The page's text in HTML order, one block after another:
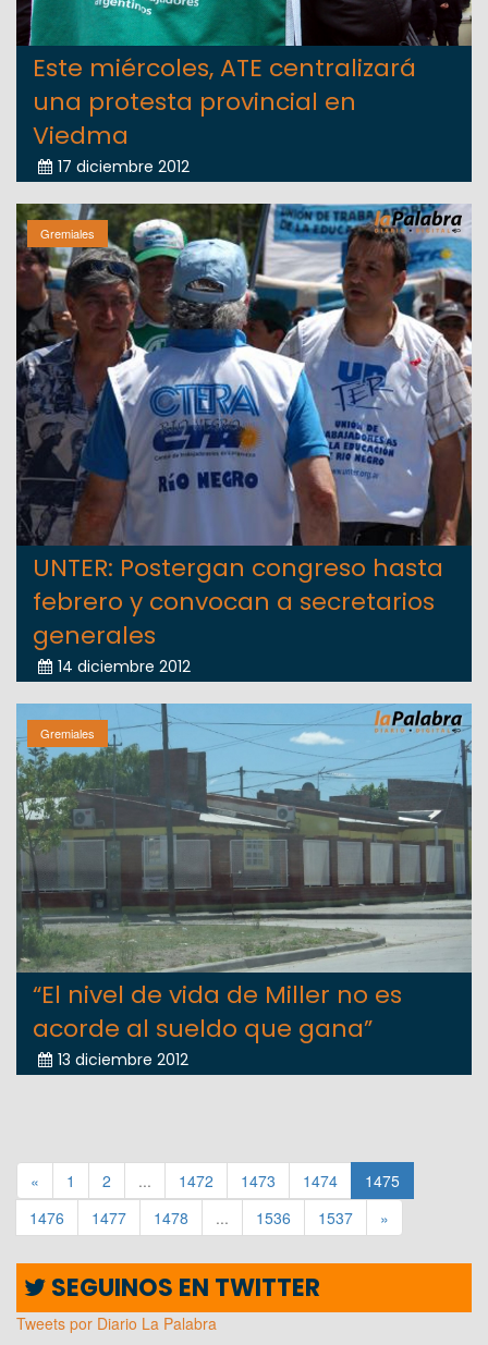
Este miércoles, ATE centralizará
una protesta provincial en
Viedma
17 diciembre 2012
Gremiales
UNTER: Postergan congreso hasta
febrero y convocan a secretarios
generales
14 diciembre 2012
Gremiales
“El nivel de vida de Miller no es
acorde al sueldo que gana”
13 diciembre 2012
« 1 2 ... 1472 1473 1474
1475
1476
1477 1478 ... 1536 1537 »
SEGUINOS EN TWITTER
Tweets por Diario La Palabra